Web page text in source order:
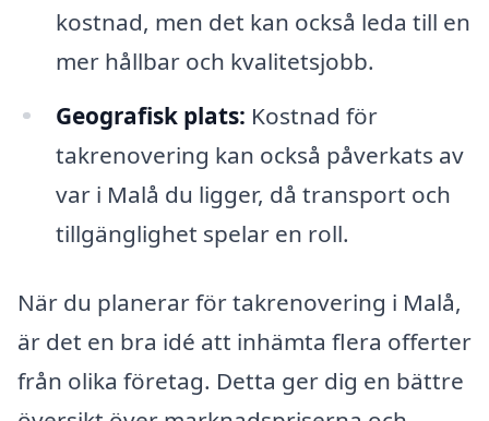
kostnad, men det kan också leda till en
mer hållbar och kvalitetsjobb.
Geografisk plats: Kostnad för
takrenovering kan också påverkats av
var i Malå du ligger, då transport och
tillgänglighet spelar en roll.
När du planerar för takrenovering i Malå,
är det en bra idé att inhämta flera offerter
från olika företag. Detta ger dig en bättre